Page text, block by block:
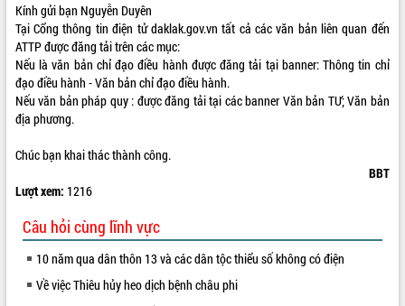
Kính gửi bạn Nguyễn Duyên
Tại Cổng thông tin điện tử daklak.gov.vn tất cả các văn bản liên quan đến
ATTP được đăng tải trên các mục:
Nếu là văn bản chỉ đạo điều hành được đăng tải tại banner: Thông tin chỉ
đạo điều hành - Văn bản chỉ đạo điều hành.
Nếu văn bản pháp quy : được đăng tải tại các banner Văn bản TƯ; Văn bản
địa phương.
Chúc bạn khai thác thành công.
BBT
Lượt xem: 1216
Câu hỏi cùng lĩnh vực
10 năm qua dân thôn 13 và các dân tộc thiểu số không có điện
Về việc Thiêu hủy heo dịch bệnh châu phi